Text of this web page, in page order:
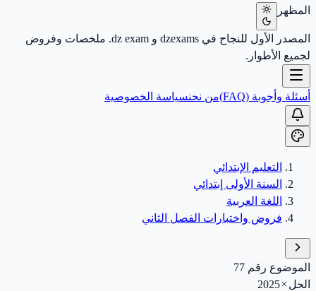
المظهر
المصدر الأول للنجاح في dzexams و dz exam. ملخصات وفروض
لجميع الأطوار.
أسئلة وأجوبة (FAQ) من نحنسياسة الخصوصية
التعليم الإبتدائي
السنة الأولى إبتدائي
اللغة العربية
فروض واختبارات الفصل الثاني
الموضوع رقم 77
الحل
2025